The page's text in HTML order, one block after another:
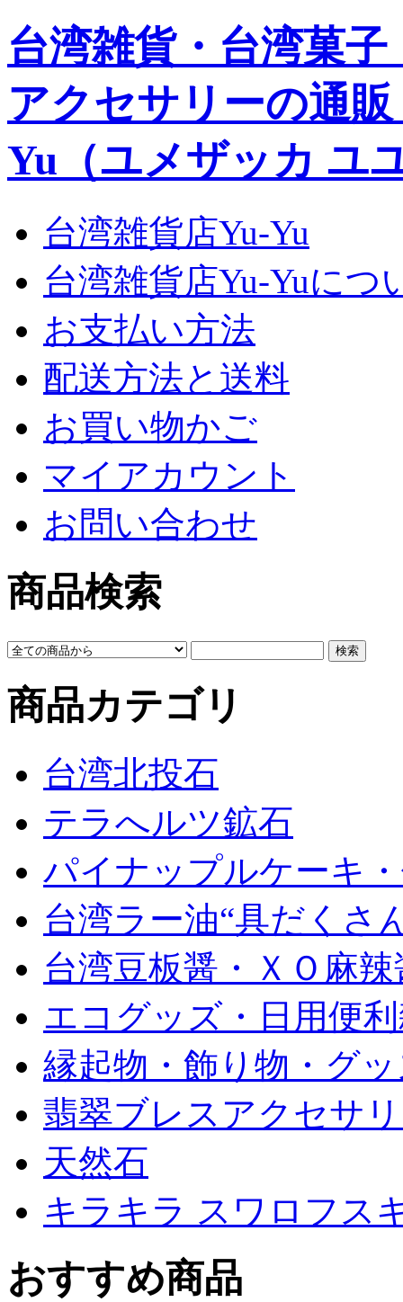
台湾雑貨・台湾菓
アクセサリーの通
Yu（ユメザッカ ユ
台湾雑貨店Yu-Yu
台湾雑貨店Yu-Yuにつ
お支払い方法
配送方法と送料
お買い物かご
マイアカウント
お問い合わせ
商品検索
商品カテゴリ
台湾北投石
テラへルツ鉱石
パイナップルケーキ
台湾ラー油“具だくさ
台湾豆板醤・ＸＯ麻辣
エコグッズ・日用便
縁起物・飾り物・グ
翡翠ブレスアクセサ
天然石
キラキラ スワロフス
おすすめ商品